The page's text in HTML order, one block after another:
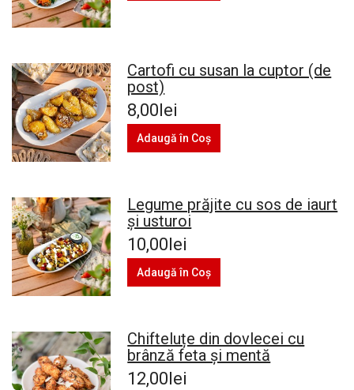
Cartofi cu susan la cuptor (de
post)
8,00lei
Adaugă în Coş
Legume prăjite cu sos de iaurt
și usturoi
10,00lei
Adaugă în Coş
Chifteluțe din dovlecei cu
brânză feta și mentă
12,00lei